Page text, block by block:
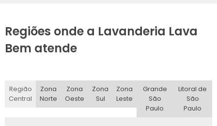
Regiões onde a Lavanderia Lava
Bem atende
Região
Central
Zona
Norte
Zona
Oeste
Zona
Sul
Zona
Leste
Grande
São
Paulo
Litoral de
São
Paulo